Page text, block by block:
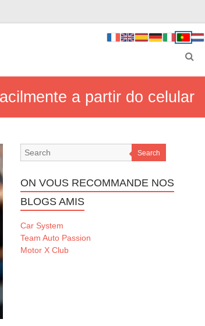
a partir do celular
Search
ON VOUS RECOMMANDE NOS
BLOGS AMIS
Car System
Team Auto Passion
Motor X Club